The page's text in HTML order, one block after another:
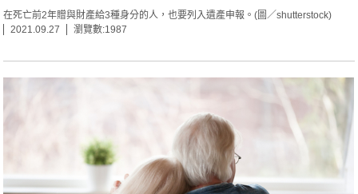
在死亡前2年贈與財產給3種身分的人，也要列入遺產申報。(圖／shutterstock)
2021.09.27
瀏覽數:1987